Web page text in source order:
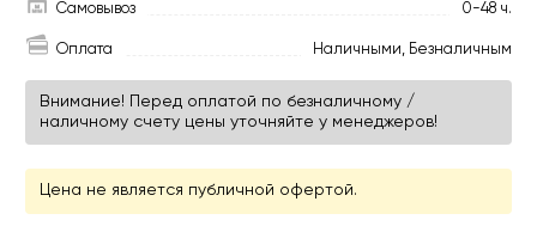
Самовывоз 0-48 ч.
Оплата Наличными, Безналичным
Внимание! Перед оплатой по безналичному /
наличному счету цены уточняйте у менеджеров!
Цена не является публичной офертой.